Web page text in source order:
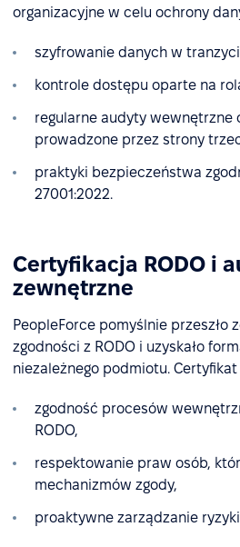
organizacyjne w celu ochrony
szyfrowanie danych w
kontrole dostępu oparte na
regularne audyty wewnętrzne
prowadzone przez strony
praktyki bezpieczeństwa
27001:2022.
Certyfikacja RODO i
zewnętrzne
PeopleForce pomyślnie przeszło
zgodności z RODO i uzyskało
niezależnego podmiotu.
zgodność procesów
RODO,
respektowanie praw osób,
mechanizmów zgody,
proaktywne zarządzanie